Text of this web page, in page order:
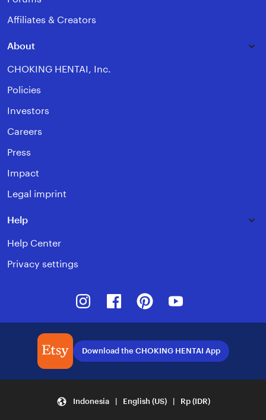
Affiliates & Creators
About
CHOKING HENTAI, Inc.
Policies
Investors
Careers
Press
Impact
Legal imprint
Help
Help Center
Privacy settings
InstagramFacebookPinterest
Download the CHOKING HENTAI App
Indonesia | English (US) | Rp (IDR)